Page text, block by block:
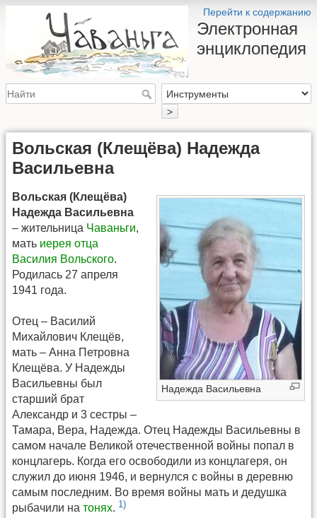
Перейти к содержанию
Электронная
энциклопедия
>
Вольская (Клещёва) Надежда
Васильевна
Надежда Васильевна
Вольская (Клещёва)
Надежда Васильевна
– жительница Чаваньги,
мать иерея отца
Василия Вольского.
Родилась 27 апреля
1941 года.
Отец – Василий
Михайлович Клещёв,
мать – Анна Петровна
Клещёва. У Надежды
Васильевны был
старший брат
Александр и 3 сестры –
Тамара, Вера, Надежда. Отец Надежды Васильевны в
самом начале Великой отечественной войны попал в
концлагерь. Когда его освободили из концлагеря, он
служил до июня 1946, и вернулся с войны в деревню
самым последним. Во время войны мать и дедушка
рыбачили на тонях. 1)